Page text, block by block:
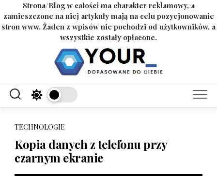
Strona/Blog w całości ma charakter reklamowy, a
zamieszczone na niej artykuły mają na celu pozycjonowanie
stron www. Żaden z wpisów nie pochodzi od użytkowników, a
wszystkie zostały opłacone.
TECHNOLOGIE
Kopia danych z telefonu przy
czarnym ekranie